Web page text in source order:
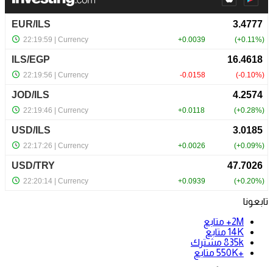
تابعونا
2M+
متابع
14K متابع
835k مشترك
+550K
متابع